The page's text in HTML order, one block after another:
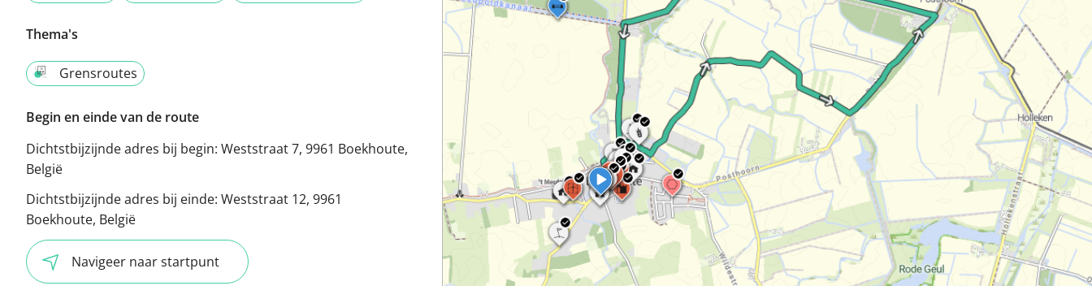
Thema's
Grensroutes
Begin en einde van de route
Dichtstbijzijnde adres bij begin: Weststraat 7, 9961 Boekhoute,
België
Dichtstbijzijnde adres bij einde: Weststraat 12, 9961
Boekhoute, België
Navigeer naar startpunt